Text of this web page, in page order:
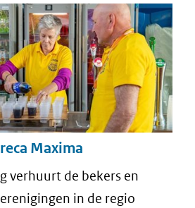
Maxima
verhuurt de bekers en
in de regio